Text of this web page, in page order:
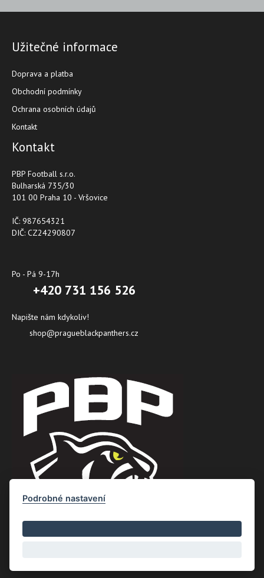
Užitečné informace
Doprava a platba
Obchodní podmínky
Ochrana osobních údajů
Kontakt
Kontakt
PBP Football s.r.o.
Bulharská 735/30
101 00 Praha 10 - Vršovice
IČ: 987654321
DIČ: CZ24290807
Po - Pá 9-17h
+420 731 156 526
Napište nám kdykoliv!
shop@pragueblackpanthers.cz
Podrobné nastavení